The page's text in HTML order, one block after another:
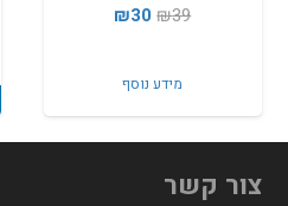
₪39
המחיר
היה:
₪30
המחיר
מידע נוסף
צור קשר